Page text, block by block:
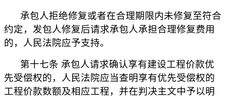
承包人拒绝修复或者在合理期限内未修复至符合
约定，发包人修复后请求承包人承担合理修复费用
的，人民法院应予支持。
第十七条 承包人请求确认享有建设工程价款优
先受偿权的，人民法院应当查明享有优先受偿权的
工程价款数额及相应工程，并在判决主文中予以明